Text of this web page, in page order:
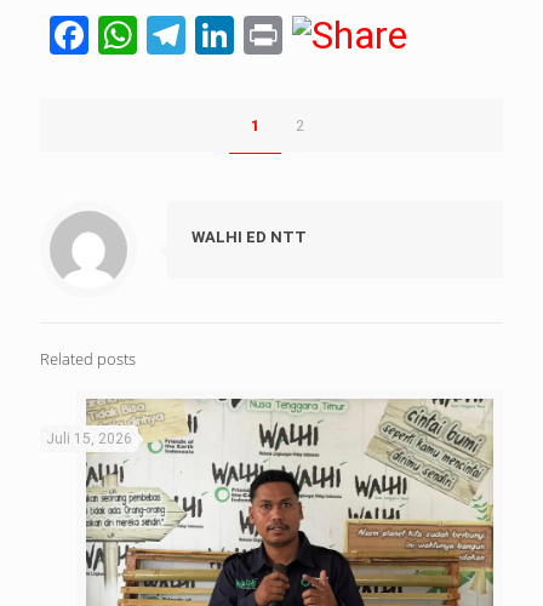
Facebook
WhatsApp
Telegram
LinkedIn
Print
1 2
WALHI ED NTT
Related posts
Juli 15, 2026